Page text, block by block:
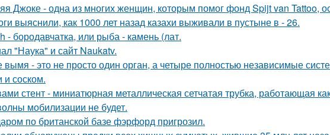
Джоке - одна из многих женщин, которым помог фонд Spijt van Tattoo,
выяснили, как 1000 лет назад казахи выживали в пустыне в - 26.
- бородавчатка, или рыба - камень (лат.
"Наука" и сайт Naukatv.
вымя - это не просто один орган, а четыре полностью независимые
и соском.
стент - миниатюрная металлическая сетчатая трубка, работающая
мобилизации не будет.
по британской базе фэрфорд пригрозил.